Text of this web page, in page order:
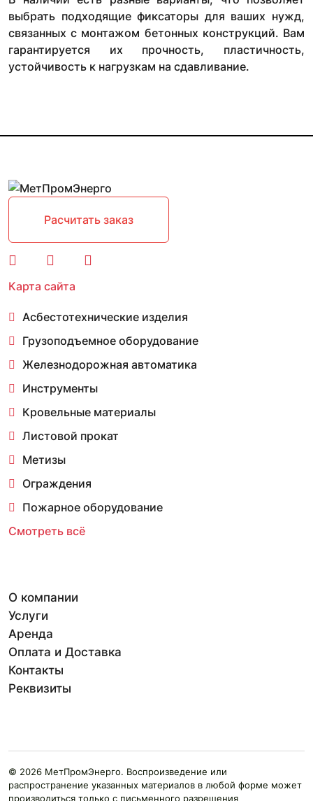
выбрать подходящие фиксаторы для ваших нужд,
связанных с монтажом бетонных конструкций. Вам
гарантируется их прочность, пластичность,
устойчивость к нагрузкам на сдавливание.
Расчитать заказ
Карта сайта
Асбестотехнические изделия
Грузоподъемное оборудование
Железнодорожная автоматика
Инструменты
Кровельные материалы
Листовой прокат
Метизы
Ограждения
Пожарное оборудование
Смотреть всё
О компании
Услуги
Аренда
Оплата и Доставка
Контакты
Реквизиты
© 2026 МетПромЭнерго. Воспроизведение или
распространение указанных материалов в любой форме может
производиться только с письменного разрешения